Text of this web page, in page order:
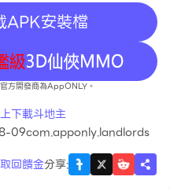
APK安裝檔
方開發商為AppONLY。
下載斗地主
09com.apponly.landlords
回饋金分享: